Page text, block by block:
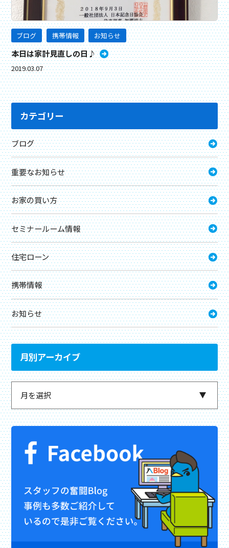
ブログ 携帯情報 お知らせ
本日は家計見直しの日♪
2019.03.07
カテゴリー
ブログ
重要なお知らせ
お家の買い方
セミナールーム情報
住宅ローン
携帯情報
お知らせ
月別アーカイブ